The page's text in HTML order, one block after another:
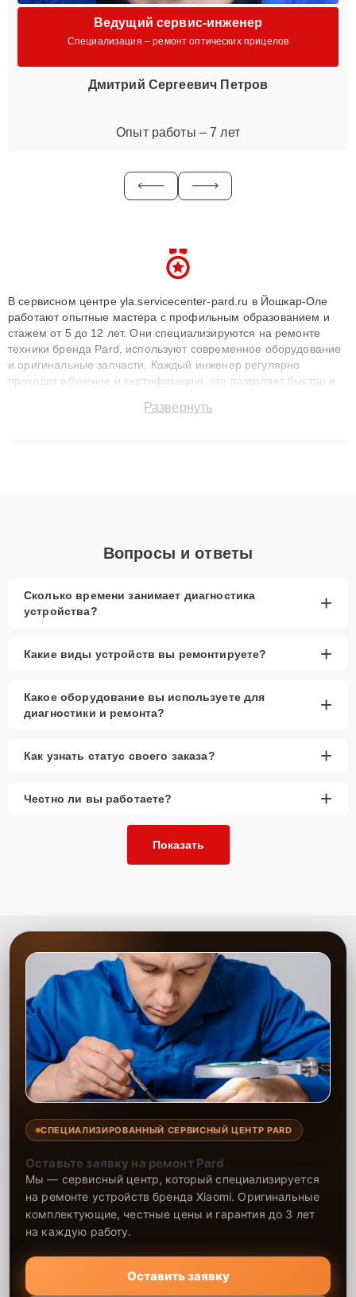
Ведущий сервис-инженер
Специализация – ремонт оптических прицелов
Дмитрий Сергеевич Петров
Опыт работы – 7 лет
В сервисном центре yla.servicecenter-pard.ru в Йошкар-Оле
работают опытные мастера с профильным образованием и
стажем от 5 до 12 лет. Они специализируются на ремонте
техники бренда Pard, используют современное оборудование
и оригинальные запчасти. Каждый инженер регулярно
проходит обучение и сертификацию, что позволяет быстро и
сохранением гарантии до 3 лет. Наши мастера решают
Развернуть
Вопросы и ответы
Сколько времени занимает диагностика
устройства?
+
Какие виды устройств вы ремонтируете? +
Какое оборудование вы используете для
диагностики и ремонта?
+
Как узнать статус своего заказа? +
Честно ли вы работаете? +
Показать
СПЕЦИАЛИЗИРОВАННЫЙ СЕРВИСНЫЙ ЦЕНТР PARD
Оставьте заявку на ремонт Pard
Мы — сервисный центр, который специализируется
на ремонте устройств бренда Xiaomi. Оригинальные
комплектующие, честные цены и гарантия до 3 лет
на каждую работу.
Оставить заявку